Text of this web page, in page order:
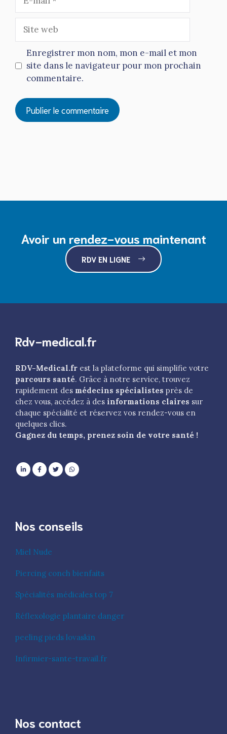
mail
web
Enregistrer mon nom, mon e-mail et mon
site dans le navigateur pour mon prochain
commentaire.
Avoir un rendez-vous maintenant
RDV EN LIGNE
Rdv-medical.fr
RDV-Medical.fr est la plateforme qui simplifie votre
parcours santé. Grâce à notre service, trouvez
rapidement des médecins spécialistes près de
chez vous, accédez à des informations claires sur
chaque spécialité et réservez vos rendez-vous en
quelques clics.
Gagnez du temps, prenez soin de votre santé !
Nos conseils
Miel Nude
Piercing conch bienfaits
Spécialités médicales top 7
Réflexologie plantaire danger
peeling pieds lovaskin
Infirmier-sante-travail.fr
Nos contact